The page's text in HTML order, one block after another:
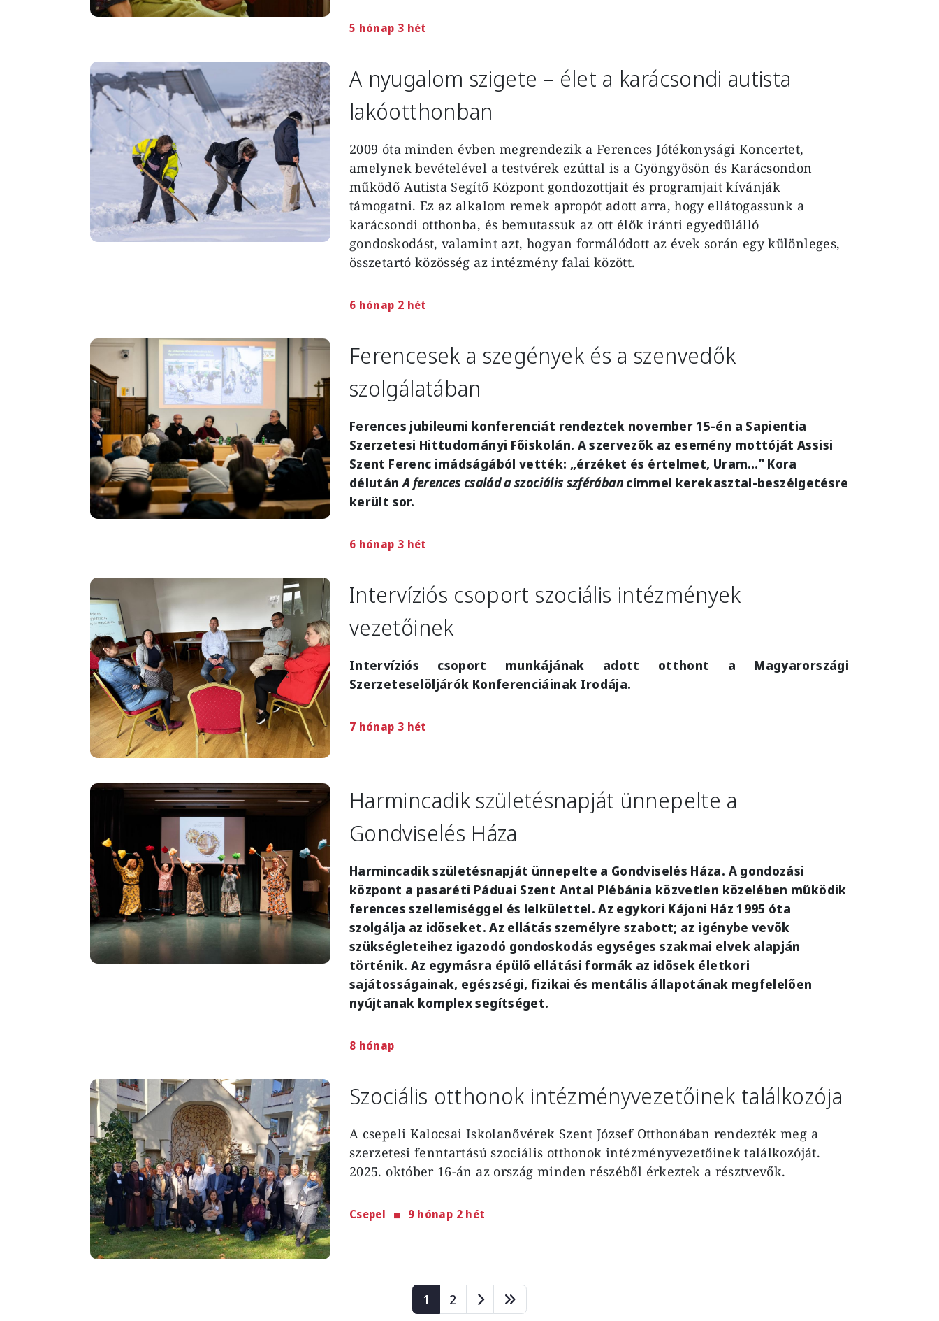
5 hónap 3 hét
Image
A nyugalom szigete – élet a karácsondi autista
lakóotthonban
2009 óta minden évben megrendezik a Ferences Jótékonysági Koncertet,
amelynek bevételével a testvérek ezúttal is a Gyöngyösön és Karácsondon
működő Autista Segítő Központ gondozottjait és programjait kívánják
támogatni. Ez az alkalom remek apropót adott arra, hogy ellátogassunk a
karácsondi otthonba, és bemutassuk az ott élők iránti egyedülálló
gondoskodást, valamint azt, hogyan formálódott az évek során egy különleges,
összetartó közösség az intézmény falai között.
6 hónap 2 hét
Image
Ferencesek a szegények és a szenvedők
szolgálatában
Ferences jubileumi konferenciát rendeztek november 15-én a Sapientia
Szerzetesi Hittudományi Főiskolán. A szervezők az esemény mottóját Assisi
Szent Ferenc imádságából vették: „érzéket és értelmet, Uram…” Kora
délutánA ferences család a szociális szférábancímmel kerekasztal-beszélgetésre
került sor.
6 hónap 3 hét
Image
Intervíziós csoport szociális intézmények
vezetőinek
Intervíziós csoport munkájának adott otthont a Magyarországi
Szerzeteselöljárók Konferenciáinak Irodája.
7 hónap 3 hét
Image
Harmincadik születésnapját ünnepelte a
Gondviselés Háza
Harmincadik születésnapját ünnepelte a Gondviselés Háza. A gondozási
központ a pasaréti Páduai Szent Antal Plébánia közvetlen közelében működik
ferences szellemiséggel és lelkülettel. Az egykori Kájoni Ház 1995 óta
szolgálja az időseket. Az ellátás személyre szabott; az igénybe vevők
szükségleteihez igazodó gondoskodás egységes szakmai elvek alapján
történik. Az egymásra épülő ellátási formák az idősek életkori
sajátosságainak, egészségi, fizikai és mentális állapotának megfelelően
nyújtanak komplex segítséget.
8 hónap
Image Szociális otthonok intézményvezetőinek találkozója
A csepeli Kalocsai Iskolanővérek Szent József Otthonában rendezték meg a
szerzetesi fenntartású szociális otthonok intézményvezetőinek találkozóját.
2025. október 16-án az ország minden részéből érkeztek a résztvevők.
Csepel 9 hónap 2 hét
Page
1 Page
2